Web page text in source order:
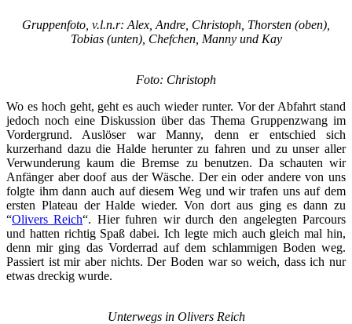
Gruppenfoto, v.l.n.r: Alex, Andre, Christoph, Thorsten (oben),
Tobias (unten), Chefchen, Manny und Kay
Foto: Christoph
Wo es hoch geht, geht es auch wieder runter. Vor der Abfahrt stand
jedoch noch eine Diskussion über das Thema Gruppenzwang im
Vordergrund. Auslöser war Manny, denn er entschied sich
kurzerhand dazu die Halde herunter zu fahren und zu unser aller
Verwunderung kaum die Bremse zu benutzen. Da schauten wir
Anfänger aber doof aus der Wäsche. Der ein oder andere von uns
folgte ihm dann auch auf diesem Weg und wir trafen uns auf dem
ersten Plateau der Halde wieder. Von dort aus ging es dann zu
“Olivers Reich“. Hier fuhren wir durch den angelegten Parcours
und hatten richtig Spaß dabei. Ich legte mich auch gleich mal hin,
denn mir ging das Vorderrad auf dem schlammigen Boden weg.
Passiert ist mir aber nichts. Der Boden war so weich, dass ich nur
etwas dreckig wurde.
Unterwegs in Olivers Reich